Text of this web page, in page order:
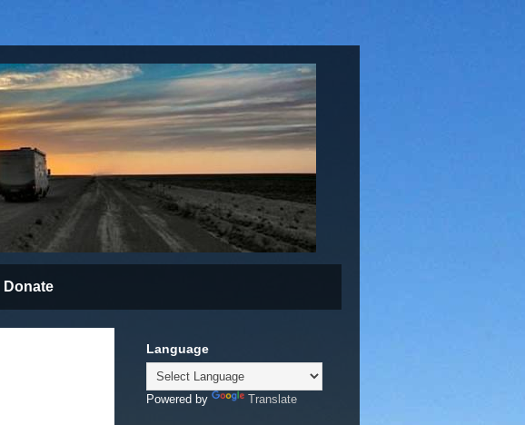
Donate
Language
Powered by Translate